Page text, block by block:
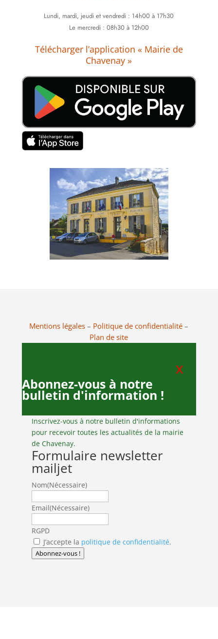
Lundi, mardi, jeudi et vendredi : 14h00 à 17h30
Le mercredi : 08h30 à 12h00
Télécharger l’application « Mairie de
Chavenay »
Mentions légales – Politique de confidentialité–
Plan de site
x
Abonnez-vous à notre
bulletin d'information !
Inscrivez-vous à notre bulletin d'informations
pour recevoir toutes les actualités de la mairie
de Chavenay.
Formulaire newsletter
mailjet
Nom(Nécessaire)
Email(Nécessaire)
RGPD
J’accepte la politique de confidentialité.
Abonnez-vous !